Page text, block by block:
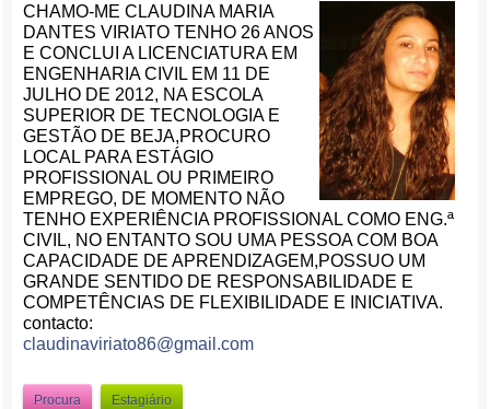
CHAMO-ME CLAUDINA MARIA
DANTES VIRIATO TENHO 26 ANOS
E CONCLUI A LICENCIATURA EM
ENGENHARIA CIVIL EM 11 DE
JULHO DE 2012, NA ESCOLA
SUPERIOR DE TECNOLOGIA E
GESTÃO DE BEJA,PROCURO
LOCAL PARA ESTÁGIO
PROFISSIONAL OU PRIMEIRO
EMPREGO, DE MOMENTO NÃO
TENHO EXPERIÊNCIA PROFISSIONAL COMO ENG.ª
CIVIL, NO ENTANTO SOU UMA PESSOA COM BOA
CAPACIDADE DE APRENDIZAGEM,POSSUO UM
GRANDE SENTIDO DE RESPONSABILIDADE E
COMPETÊNCIAS DE FLEXIBILIDADE E INICIATIVA.
contacto:
claudinaviriato86@gmail.com
Procura Estagiário